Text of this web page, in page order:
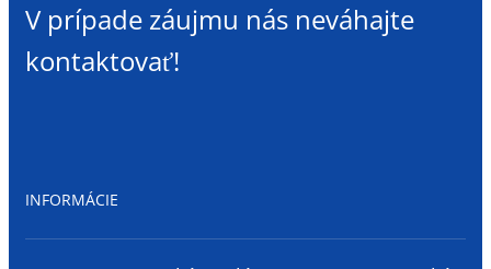
V prípade záujmu nás neváhajte
kontaktovať!
INFORMÁCIE